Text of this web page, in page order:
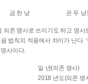
금 한 냥 은 두 냥
의존 명사로 쓰이기도 하고 명
법칙의 적용에서 차이가 난다. ‘
명사이다.
일 년(의존 명사)
2018 년도(의존 명